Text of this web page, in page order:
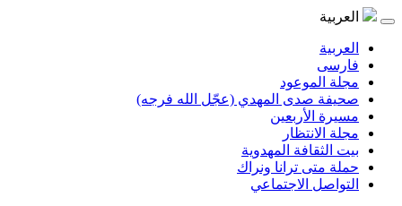
المهدي (عجّل الله فرجه)
المهدوية
ترانا ونراك
الاجتماعي